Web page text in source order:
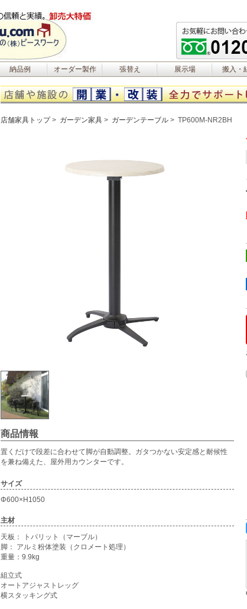
納品例 オーダー製作 張替え 展示場 搬入・
店舗家具トップ ガーデン家具 ガーデンテーブル TP600M-NR2BH
商品情報
置くだけで段差に合わせて脚が自動調整。ガタつかない安定感と耐候性
を兼ね備えた、屋外用カウンターです。
サイズ
Φ600×H1050
主材
天板： トパリット（マーブル）
脚： アルミ粉体塗装（クロメート処理）
重量：9.9kg
組立式
オートアジャストレッグ
横スタッキング式